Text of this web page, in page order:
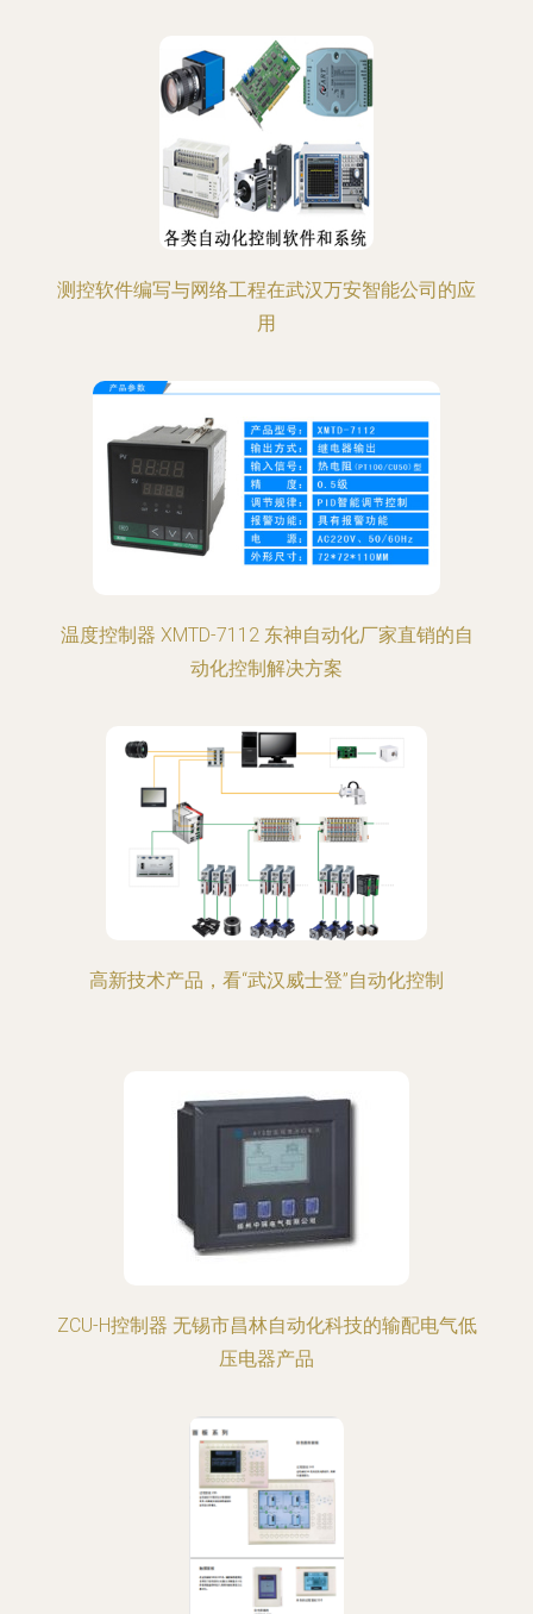
测控软件编写与网络工程在武汉万安智能公司的应
用
温度控制器 XMTD-7112 东神自动化厂家直销的自
动化控制解决方案
高新技术产品，看“武汉威士登”自动化控制
ZCU-H控制器 无锡市昌林自动化科技的输配电气低
压电器产品